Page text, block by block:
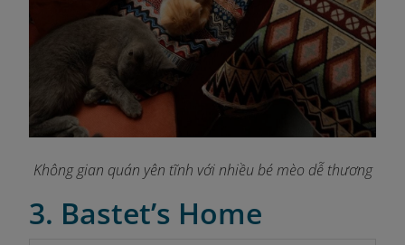
Không gian quán yên tĩnh với nhiều bé mèo dễ thương
3. Bastet’s Home